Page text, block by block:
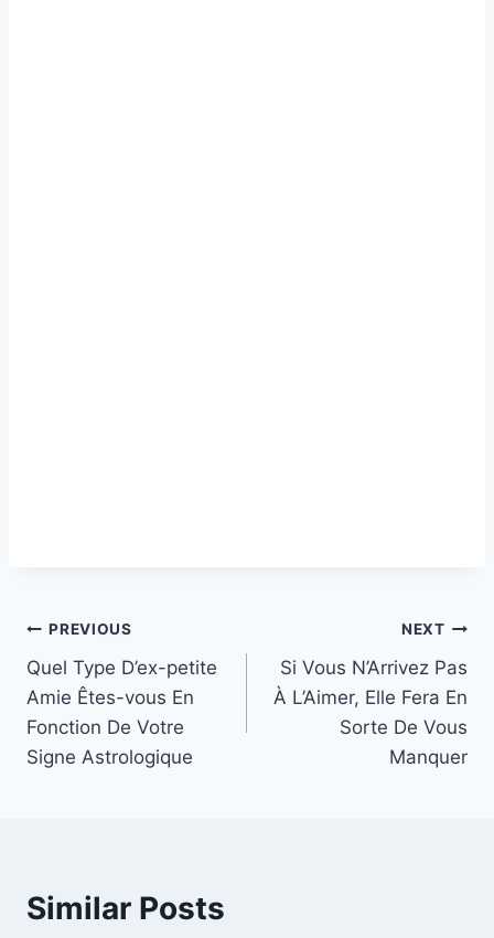
Post
navigation
PREVIOUS
Quel Type D’ex-petite
Amie Êtes-vous En
Fonction De Votre
Signe Astrologique
NEXT
Si Vous N’Arrivez Pas
À L’Aimer, Elle Fera En
Sorte De Vous
Manquer
Similar Posts